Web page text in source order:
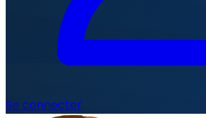
Se connecter